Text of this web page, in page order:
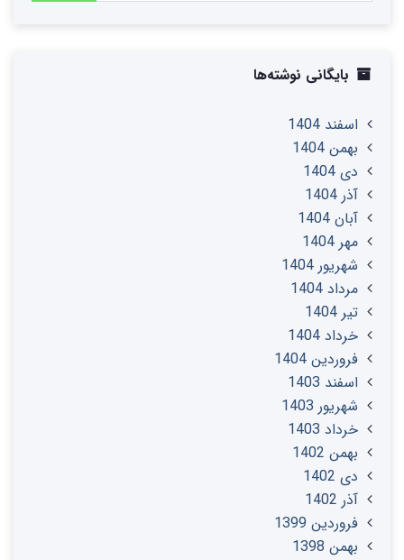
بایگانی نوشته‌ها
اسفند 1404
بهمن 1404
دی 1404
آذر 1404
آبان 1404
مهر 1404
شهریور 1404
مرداد 1404
تير 1404
خرداد 1404
فروردین 1404
اسفند 1403
شهریور 1403
خرداد 1403
بهمن 1402
دی 1402
آذر 1402
فروردین 1399
بهمن 1398